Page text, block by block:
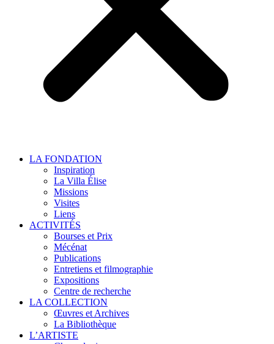
LA FONDATION
Inspiration
La Villa Élise
Missions
Visites
Liens
ACTIVITÉS
Bourses et Prix
Mécénat
Publications
Entretiens et filmographie
Expositions
Centre de recherche
LA COLLECTION
Œuvres et Archives
La Bibliothèque
L’ARTISTE